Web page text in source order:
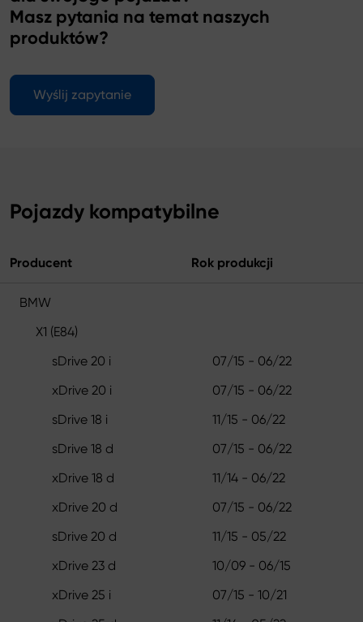
Masz pytania na temat naszych
produktów?
Wyślij zapytanie
Pojazdy kompatybilne
Producent Rok produkcji
BMW
X1 (E84)
sDrive 20 i
07/15 - 06/22
xDrive 20 i
07/15 - 06/22
sDrive 18 i
11/15 - 06/22
sDrive 18 d
07/15 - 06/22
xDrive 18 d
11/14 - 06/22
xDrive 20 d
07/15 - 06/22
sDrive 20 d
11/15 - 05/22
xDrive 23 d
10/09 - 06/15
xDrive 25 i
07/15 - 10/21